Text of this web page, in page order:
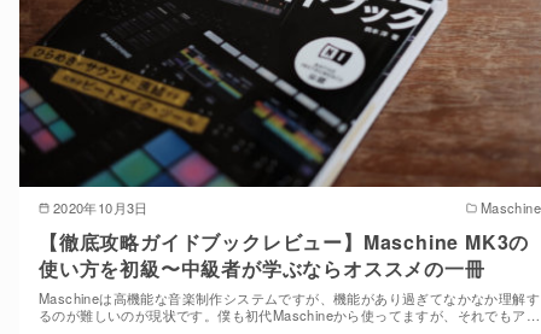
2020年10月3日 Maschine
【徹底攻略ガイドブックレビュー】Maschine MK3の
使い方を初級〜中級者が学ぶならオススメの一冊
Maschineは高機能な音楽制作システムですが、機能があり過ぎてなかなか理解す
るのが難しいのが現状です。僕も初代Maschineから使ってますが、それでもア…